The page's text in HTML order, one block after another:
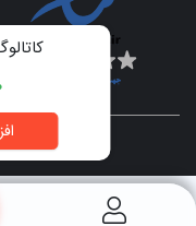
تمامی حقوق